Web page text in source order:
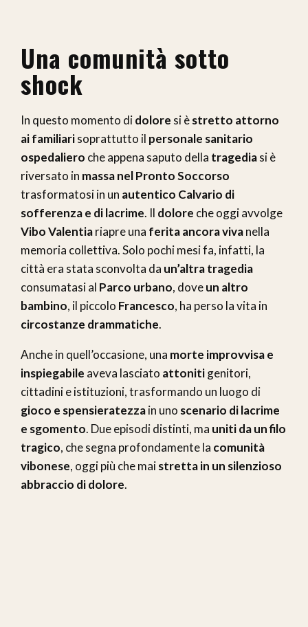
Una comunità sotto
shock
In questo momento didolore si èstretto attorno
ai familiarisoprattutto il personale sanitario
ospedaliero che appena saputo della tragediasi è
riversato in massa nel Pronto Soccorso
trasformatosi in un autentico Calvario di
sofferenza e di lacrime. Il dolore che oggi avvolge
Vibo Valentiariapre una ferita ancora vivanella
memoria collettiva. Solo pochi mesi fa, infatti, la
città era stata sconvolta da un’altra tragedia
consumatasi al Parco urbano, doveun altro
bambino, il piccolo Francesco, ha perso la vita in
circostanze drammatiche.
Anche in quell’occasione, una morte improvvisa e
inspiegabile aveva lasciato attonitigenitori,
cittadini e istituzioni, trasformando un luogo di
gioco e spensieratezzain uno scenario di lacrime
e sgomento. Due episodi distinti, ma uniti da un filo
tragico, che segna profondamente la comunità
vibonese, oggi più che maistretta in un silenzioso
abbraccio di dolore.